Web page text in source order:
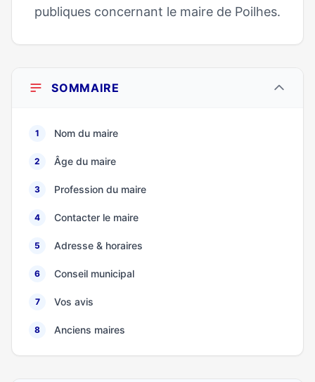
publiques concernant le maire de Poilhes.
SOMMAIRE
1 Nom du maire
2 Âge du maire
3 Profession du maire
4 Contacter le maire
5 Adresse & horaires
6 Conseil municipal
7 Vos avis
8 Anciens maires